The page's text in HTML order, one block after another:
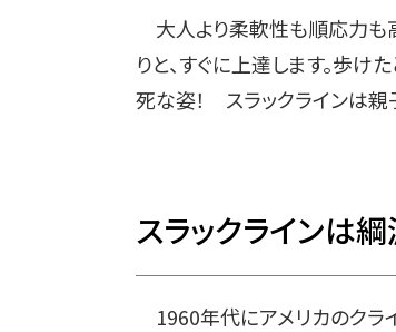
大人より柔軟性も順応力も
りと、すぐに上達します。歩け
死な姿！ スラックラインは親
スラックラインは
1960年代にアメリカのクラ